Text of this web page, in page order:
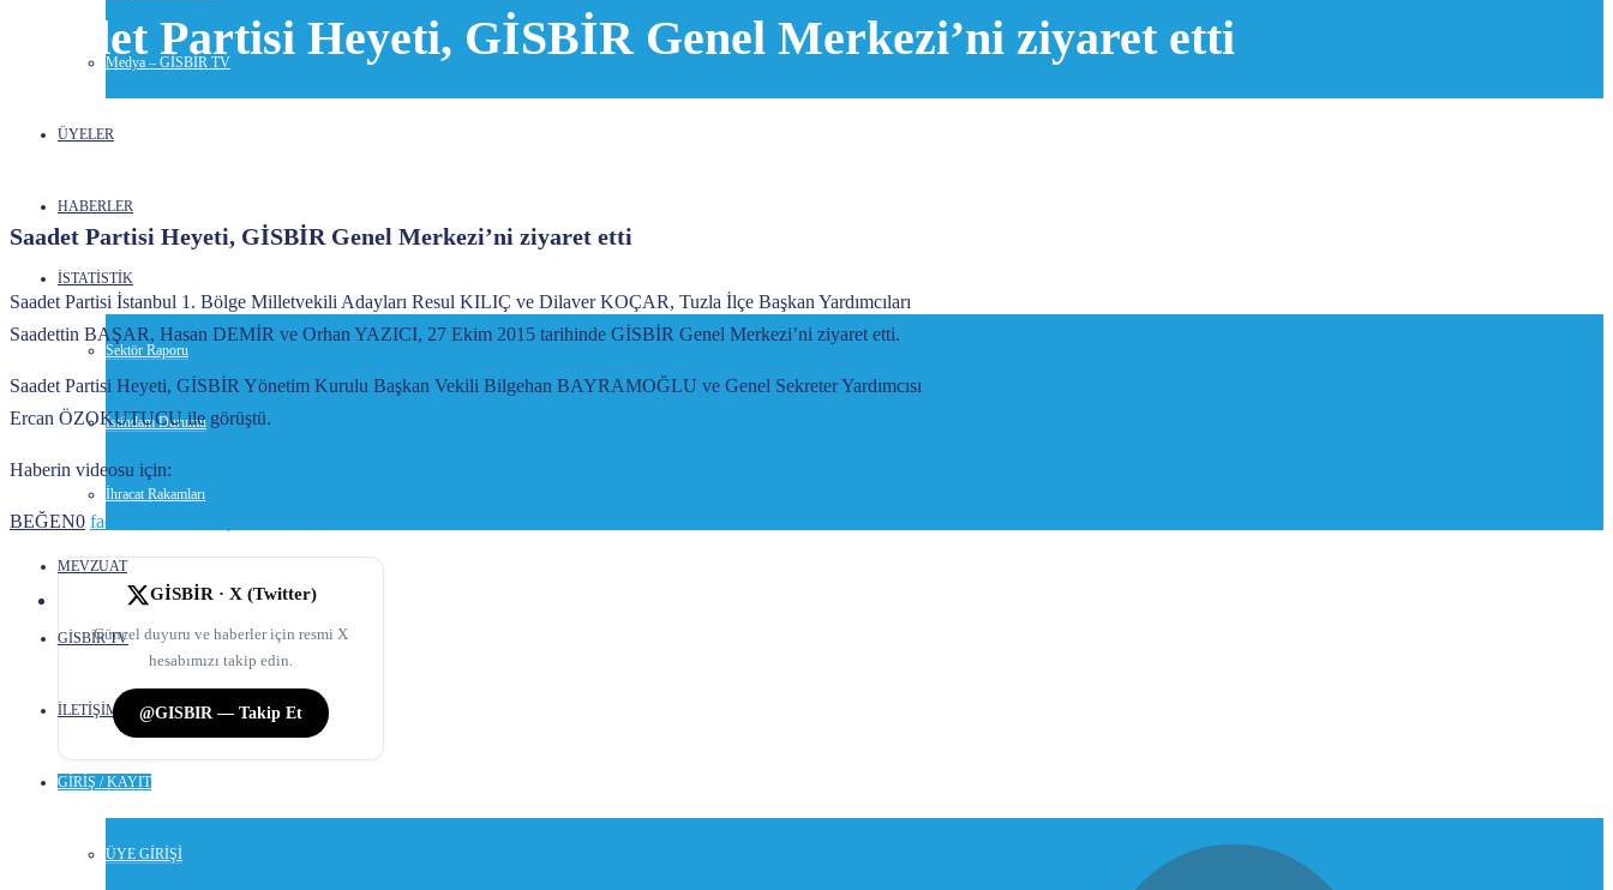
Medya – GİSBİR TV
ÜYELER
HABERLER
İSTATİSTİK
Sektör Raporu
İstihdam Durumu
İhracat Rakamları
MEVZUAT
GİSBİR TV
İLETİŞİM
GİRİŞ / KAYIT
ÜYE GİRİŞİ
Saadet Partisi Heyeti, GİSBİR Genel Merkezi’ni ziyaret etti
Saadet Partisi Heyeti, GİSBİR Genel Merkezi’ni ziyaret etti
Saadet Partisi İstanbul 1. Bölge Milletvekili Adayları Resul KILIÇ ve Dilaver KOÇAR, Tuzla İlçe Başkan Yardımcıları
Saadettin BAŞAR, Hasan DEMİR ve Orhan YAZICI, 27 Ekim 2015 tarihinde GİSBİR Genel Merkezi’ni ziyaret etti.
Saadet Partisi Heyeti, GİSBİR Yönetim Kurulu Başkan Vekili Bilgehan BAYRAMOĞLU ve Genel Sekreter Yardımcısı
Ercan ÖZOKUTUCU ile görüştü.
Haberin videosu için:
BEĞEN0 facebook
GİSBİR · X (Twitter)
Güncel duyuru ve haberler için resmi X
hesabımızı takip edin.
@GISBIR — Takip Et